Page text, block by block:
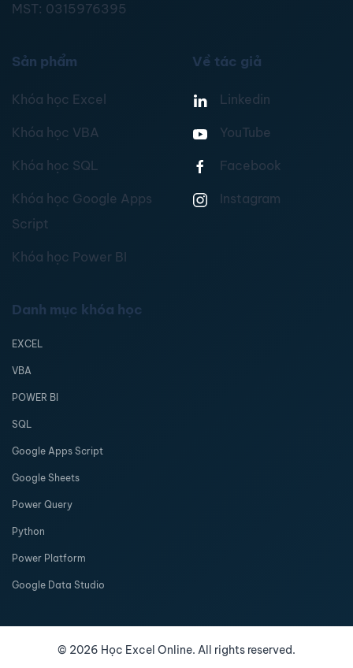
MST: 0315976395
Sản phẩm
Khóa học Excel
Khóa học VBA
Khóa học SQL
Khóa học Google Apps
Script
Khóa học Power BI
Về tác giả
Linkedin
YouTube
Facebook
Instagram
Danh mục khóa học
EXCEL
VBA
POWER BI
SQL
Google Apps Script
Google Sheets
Power Query
Python
Power Platform
Google Data Studio
© 2026 Học Excel Online. All rights reserved.